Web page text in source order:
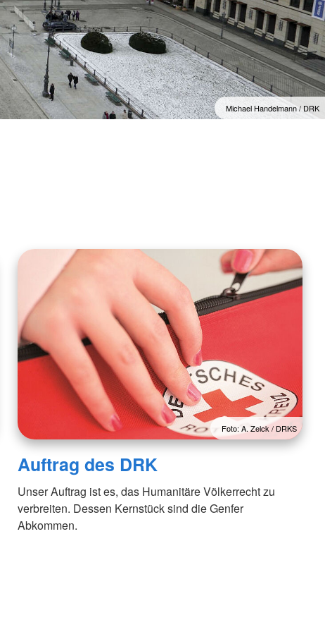
Michael Handelmann / DRK
Foto: A. Zelck / DRKS
Auftrag des DRK
Unser Auftrag ist es, das Humanitäre Völkerrecht zu
verbreiten. Dessen Kernstück sind die Genfer
Abkommen.